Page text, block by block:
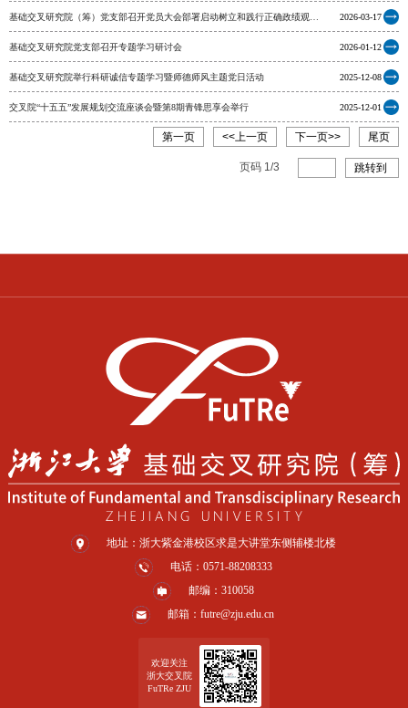
基础交叉研究院（筹）党支部召开党员大会部署启动树立和践行正确政绩观学
习教育工作
2026-03-17
基础交叉研究院党支部召开专题学习研讨会 2026-01-12
基础交叉研究院举行科研诚信专题学习暨师德师风主题党日活动 2025-12-08
交叉院“十五五”发展规划交流座谈会暨第8期青锋思享会举行 2025-12-01
第一页 <<上一页 下一页>> 尾页
页码 1/3 跳转到
地址：浙大紫金港校区求是大讲堂东侧辅楼北楼
电话：0571-88208333
邮编：310058
邮箱：futre@zju.edu.cn
欢迎关注
浙大交叉院
FuTRe ZJU